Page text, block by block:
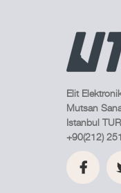
Elit
Mutsan
Istanbul
+90(212)